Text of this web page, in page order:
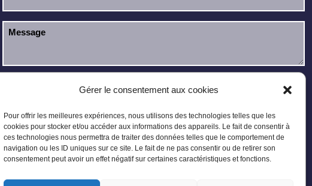
Gérer le consentement aux cookies
Pour offrir les meilleures expériences, nous utilisons des technologies telles que les
cookies pour stocker et/ou accéder aux informations des appareils. Le fait de consentir à
ces technologies nous permettra de traiter des données telles que le comportement de
navigation ou les ID uniques sur ce site. Le fait de ne pas consentir ou de retirer son
consentement peut avoir un effet négatif sur certaines caractéristiques et fonctions.
J’ai lu et j’accepte lapolitique de confidentialité